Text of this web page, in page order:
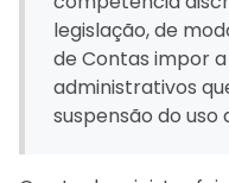
legislação, de
de Contas impor
administrativos
suspensão do uso